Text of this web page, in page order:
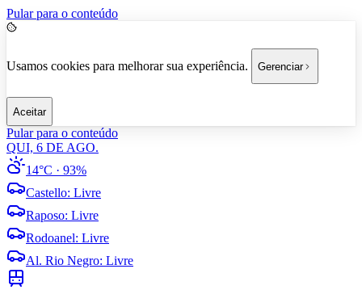
Pular para o conteúdo
Usamos cookies para melhorar sua experiência. Gerenciar
Aceitar
Pular para o conteúdo
QUI, 6 DE AGO.
14°C · 93%
Castello: Livre
Raposo: Livre
Rodoanel: Livre
Al. Rio Negro: Livre